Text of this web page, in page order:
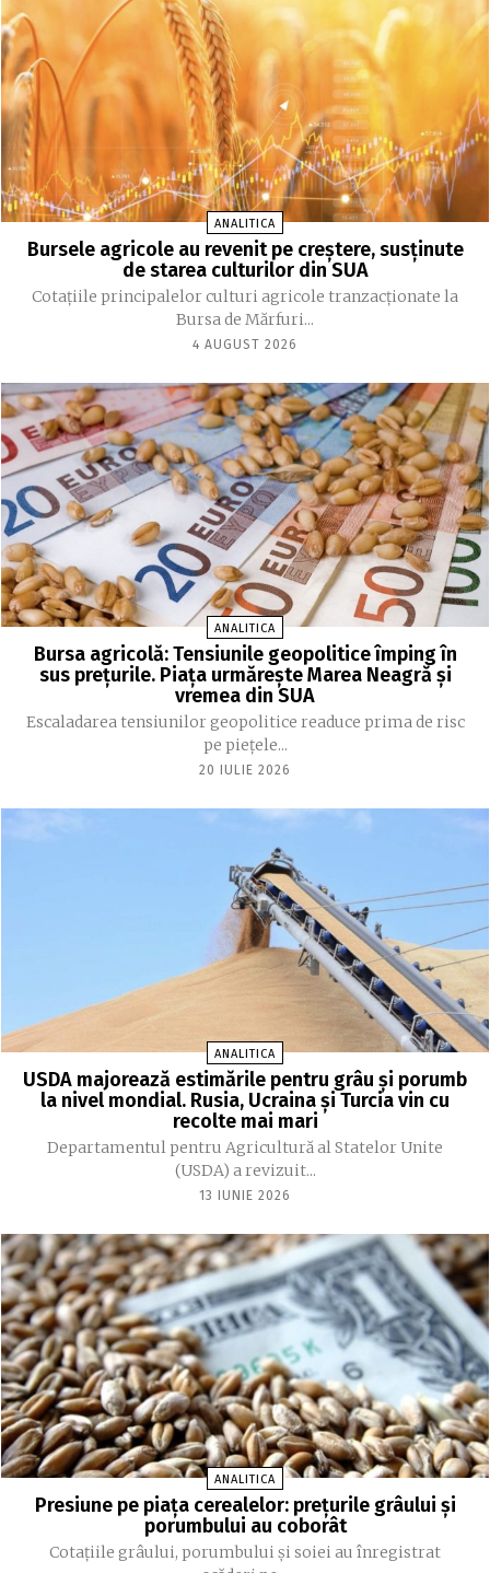
ANALITICA
Bursele agricole au revenit pe creștere, susținute
de starea culturilor din SUA
Cotațiile principalelor culturi agricole tranzacționate la
Bursa de Mărfuri...
4 AUGUST 2026
ANALITICA
Bursa agricolă: Tensiunile geopolitice împing în
sus prețurile. Piața urmărește Marea Neagră și
vremea din SUA
Escaladarea tensiunilor geopolitice readuce prima de risc
pe piețele...
20 IULIE 2026
ANALITICA
USDA majorează estimările pentru grâu și porumb
la nivel mondial. Rusia, Ucraina și Turcia vin cu
recolte mai mari
Departamentul pentru Agricultură al Statelor Unite
(USDA) a revizuit...
13 IUNIE 2026
ANALITICA
Presiune pe piața cerealelor: prețurile grâului și
porumbului au coborât
Cotațiile grâului, porumbului și soiei au înregistrat